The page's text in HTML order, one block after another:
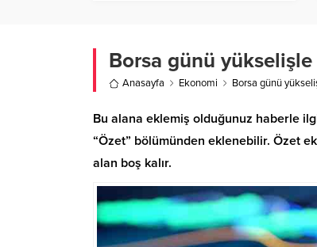
Borsa günü yükselişle
Anasayfa Ekonomi Borsa günü
Bu alana eklemiş olduğunuz haberle
“Özet” bölümünden eklenebilir. Özet
alan boş kalır.